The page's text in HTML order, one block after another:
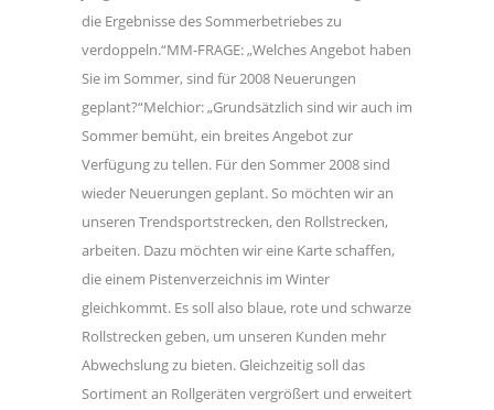
die Ergebnisse des Sommerbetriebes zu
verdoppeln.“MM-FRAGE: „Welches Angebot haben
Sie im Sommer, sind für 2008 Neuerungen
geplant?“Melchior: „Grundsätzlich sind wir auch im
Sommer bemüht, ein breites Angebot zur
Verfügung zu tellen. Für den Sommer 2008 sind
wieder Neuerungen geplant. So möchten wir an
unseren Trendsportstrecken, den Rollstrecken,
arbeiten. Dazu möchten wir eine Karte schaffen,
die einem Pistenverzeichnis im Winter
gleichkommt. Es soll also blaue, rote und schwarze
Rollstrecken geben, um unseren Kunden mehr
Abwechslung zu bieten. Gleichzeitig soll das
Sortiment an Rollgeräten vergrößert und erweitert